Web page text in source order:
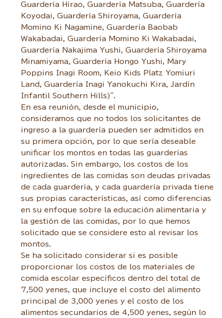
Guardería Hirao, Guardería Matsuba, Guardería
Koyodai, Guardería Shiroyama, Guardería
Momino Ki Nagamine, Guardería Baobab
Wakabadai, Guardería Momino Ki Wakabadai,
Guardería Nakajima Yushi, Guardería Shiroyama
Minamiyama, Guardería Hongo Yushi, Mary
Poppins Inagi Room, Keio Kids Platz Yomiuri
Land, Guardería Inagi Yanokuchi Kira, Jardín
Infantil Southern Hills)".
En esa reunión, desde el municipio,
consideramos que no todos los solicitantes de
ingreso a la guardería pueden ser admitidos en
su primera opción, por lo que sería deseable
unificar los montos en todas las guarderías
autorizadas. Sin embargo, los costos de los
ingredientes de las comidas son deudas privadas
de cada guardería, y cada guardería privada tiene
sus propias características, así como diferencias
en su enfoque sobre la educación alimentaria y
la gestión de las comidas, por lo que hemos
solicitado que se considere esto al revisar los
montos.
Se ha solicitado considerar si es posible
proporcionar los costos de los materiales de
comida escolar específicos dentro del total de
7,500 yenes, que incluye el costo del alimento
principal de 3,000 yenes y el costo de los
alimentos secundarios de 4,500 yenes, según lo